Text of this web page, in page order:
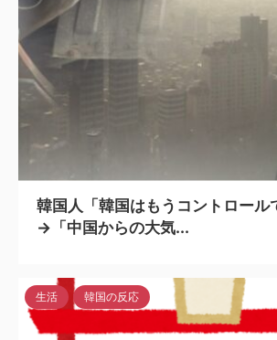
韓国人「韓国はもうコントロール
→「中国からの大気...
生活 韓国の反応